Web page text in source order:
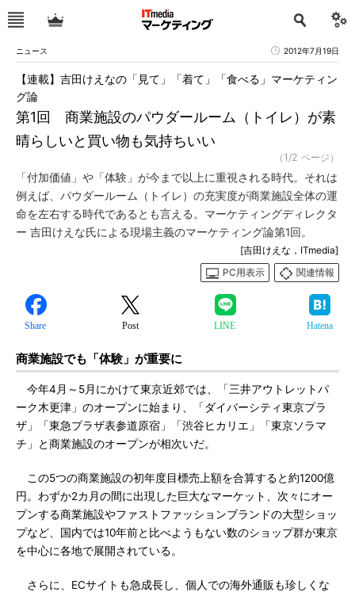
ニュース 2012年7月19日
第1回 商業施設のパウダールーム（トイレ）が素
晴らしいと買い物も気持ちいい
【連載】吉田けえなの「見て」「着て」「食べる」マーケティン
グ論
（1/2 ページ）
「付加価値」や「体験」が今まで以上に重視される時代。それは
例えば、パウダールーム（トイレ）の充実度が商業施設全体の運
命を左右する時代であるとも言える。マーケティングディレクタ
ー 吉田けえな氏による現場主義のマーケティング論第1回。
[吉田けえな，ITmedia]
PC用表示
関連情報
Share Post LINE Hatena
商業施設でも「体験」が重要に
今年4月～5月にかけて東京近郊では、「三井アウトレットパ
ーク木更津」のオープンに始まり、「ダイバーシティ東京プラ
ザ」「東急プラザ表参道原宿」「渋谷ヒカリエ」「東京ソラマ
チ」と商業施設のオープンが相次いだ。
この5つの商業施設の初年度目標売上額を合算すると約1200億
円。わずか2カ月の間に出現した巨大なマーケット、次々にオー
プンする商業施設やファストファッションブランドの大型ショッ
プなど、国内では10年前と比べようもない数のショップ群が東京
を中心に各地で展開されている。
さらに、ECサイトも急成長し、個人での海外通販も珍しくな